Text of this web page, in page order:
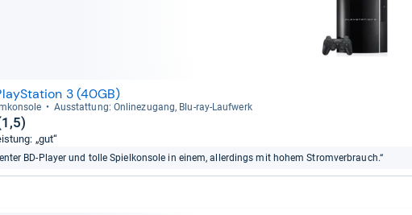
3 (40GB)
Aus­stat­tung: Onli­ne­zu­gang, Blu-​ray-​Lauf­werk
„gut“
BD-Player und tolle Spielkonsole in einem, allerdings mit hohem Stromverbrauch.“